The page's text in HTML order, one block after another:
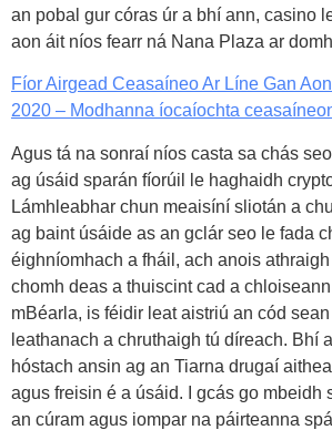
an pobal gur córas úr a bhí ann, casino
aon áit níos fearr ná Nana Plaza ar
Fíor Airgead Ceasaíneo Ar Líne Gan
2020 – Modhanna íocaíochta
Agus tá na sonraí níos casta sa chás
ag úsáid sparán fíorúil le haghaidh
Lámhleabhar chun meaisíní sliotán a
ag baint úsáide as an gclár seo le fada
éighníomhach a fháil, ach anois
chomh deas a thuiscint cad a
mBéarla, is féidir leat aistriú an cód
leathanach a chruthaigh tú díreach. Bhí
hóstach ansin ag an Tiarna drugaí
agus freisin é a úsáid. I gcás go mbeidh
an cúram agus iompar na páirteanna